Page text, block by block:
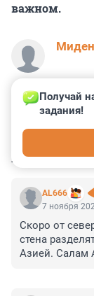
важном.
AL666
Получай
задания!
7 ноября
Скоро от
стена
Азией. Салам